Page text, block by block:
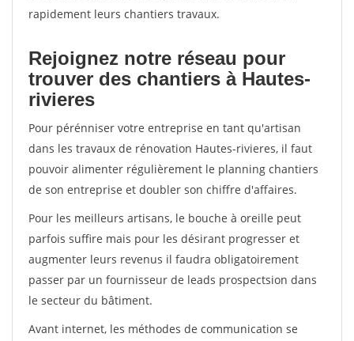
rapidement leurs chantiers travaux.
Rejoignez notre réseau pour
trouver des chantiers à Hautes-
rivieres
Pour pérénniser votre entreprise en tant qu'artisan
dans les travaux de rénovation Hautes-rivieres, il faut
pouvoir alimenter régulièrement le planning chantiers
de son entreprise et doubler son chiffre d'affaires.
Pour les meilleurs artisans, le bouche à oreille peut
parfois suffire mais pour les désirant progresser et
augmenter leurs revenus il faudra obligatoirement
passer par un fournisseur de leads prospectsion dans
le secteur du bâtiment.
Avant internet, les méthodes de communication se